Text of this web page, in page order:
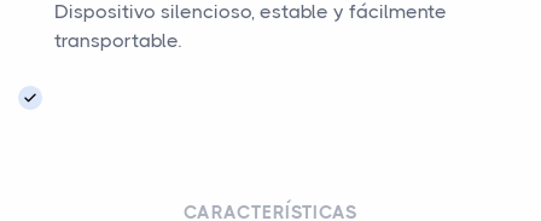
Dispositivo silencioso, estable y fácilmente
transportable.
CARACTERÍSTICAS